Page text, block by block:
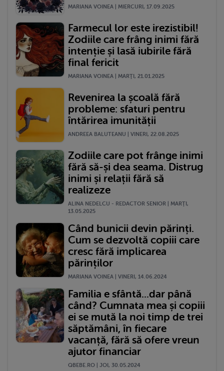
MARIANA VOINEA | MIERCURI, 17.09.2025
Farmecul lor este irezistibil!
Zodiile care frâng inimi fără
intenție și lasă iubirile fără
final fericit
MARIANA VOINEA | MARŢI, 21.01.2025
Revenirea la școală fără
probleme: sfaturi pentru
întărirea imunității
ANDREEA BALUTEANU | VINERI, 22.08.2025
Zodiile care pot frânge inimi
fără să-și dea seama. Distrug
inimi și relații fără să
realizeze
ALINA NEDELCU - REDACTOR SENIOR | MARŢI,
13.05.2025
Când bunicii devin părinți.
Cum se dezvoltă copiii care
cresc fără implicarea
părinților
MARIANA VOINEA | VINERI, 14.06.2024
Familia e sfântă...dar până
când? Cumnata mea și copiii
ei se mută la noi timp de trei
săptămâni, în fiecare
vacanță, fără să ofere vreun
ajutor financiar
QBEBE.RO | JOI, 30.05.2024